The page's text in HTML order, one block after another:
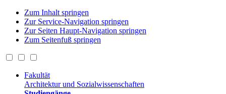
Zum Inhalt springen
Zur Service-Navigation springen
Zur Seiten Haupt-Navigation springen
Zum Seitenfuß springen
Fakultät
Architektur und Sozialwissenschaften